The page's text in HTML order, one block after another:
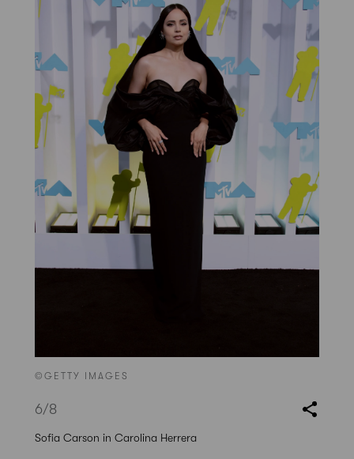
©GETTY IMAGES
6/8
Sofia Carson in Carolina Herrera